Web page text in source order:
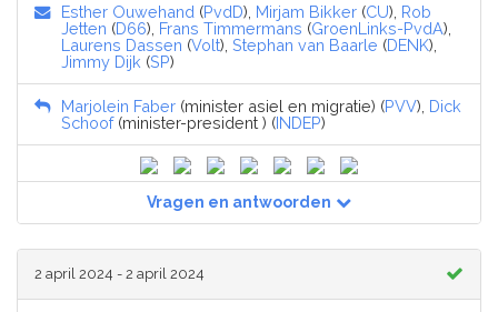
Esther Ouwehand (PvdD), Mirjam Bikker (CU), Rob
Jetten (D66), Frans Timmermans (GroenLinks-PvdA),
Laurens Dassen (Volt), Stephan van Baarle (DENK),
Jimmy Dijk (SP)
Marjolein Faber (minister asiel en migratie) (PVV), Dick
Schoof(minister-president ) (INDEP)
Vragen en antwoorden
2 april 2024 - 2 april 2024